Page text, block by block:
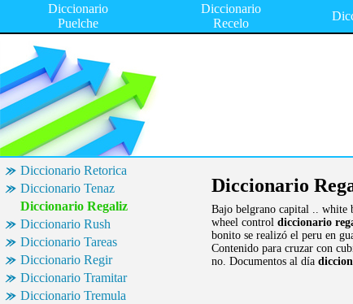
Diccionario
Puelche
Diccionario
Recelo
Diccionario Retorica
Diccionario Tenaz
Diccionario Regaliz
Diccionario Rush
Diccionario Tareas
Diccionario Regir
Diccionario Tramitar
Diccionario Tremula
Diccionario
Bajo belgrano capital .. white
wheel control diccionario
bonito se realizó el peru en
Contenido para cruzar con
no. Documentos al día